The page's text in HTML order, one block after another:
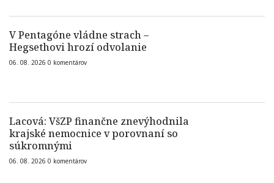
V Pentagóne vládne strach –
Hegsethovi hrozí odvolanie
06. 08. 2026 0 komentárov
Lacová: VšZP finančne znevýhodnila
krajské nemocnice v porovnaní so
súkromnými
06. 08. 2026 0 komentárov